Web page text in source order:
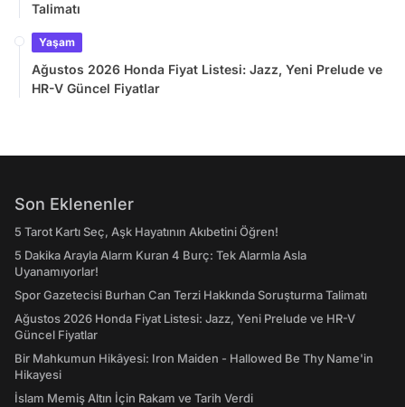
Talimatı
Yaşam
Ağustos 2026 Honda Fiyat Listesi: Jazz, Yeni Prelude ve
HR-V Güncel Fiyatlar
Son Eklenenler
5 Tarot Kartı Seç, Aşk Hayatının Akıbetini Öğren!
5 Dakika Arayla Alarm Kuran 4 Burç: Tek Alarmla Asla
Uyanamıyorlar!
Spor Gazetecisi Burhan Can Terzi Hakkında Soruşturma Talimatı
Ağustos 2026 Honda Fiyat Listesi: Jazz, Yeni Prelude ve HR-V
Güncel Fiyatlar
Bir Mahkumun Hikâyesi: Iron Maiden - Hallowed Be Thy Name'in
Hikayesi
İslam Memiş Altın İçin Rakam ve Tarih Verdi